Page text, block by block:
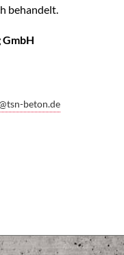
behandelt.
beton.de